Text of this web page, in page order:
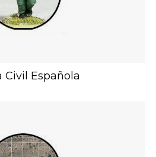
Civil Española